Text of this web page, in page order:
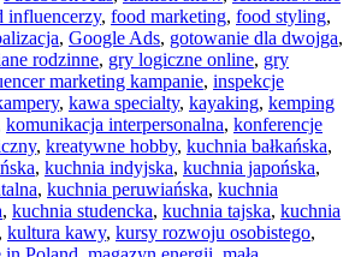
influencerzy, food marketing, food styling,
, Google Ads, gotowanie dla dwojga,
rodzinne, gry logiczne online, gry
marketing kampanie, inspekcje
, kawa specialty, kayaking, kemping
komunikacja interpersonalna, konferencje
, kreatywne hobby, kuchnia bałkańska,
, kuchnia indyjska, kuchnia japońska,
, kuchnia peruwiańska, kuchnia
, kuchnia studencka, kuchnia tajska, kuchnia
kultura kawy, kursy rozwoju osobistego,